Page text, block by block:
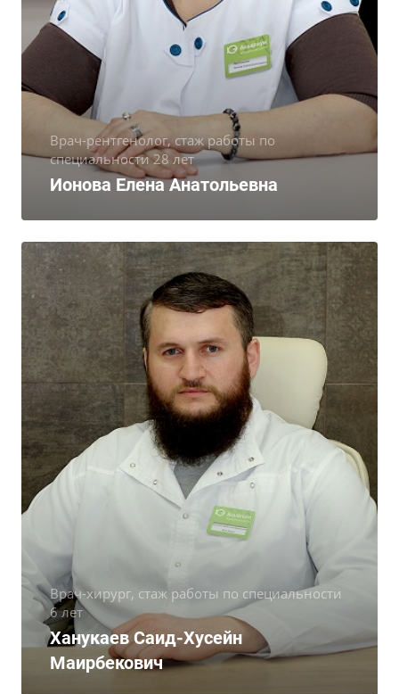
Врач-рентгенолог, стаж работы по
специальности 28 лет
Ионова Елена Анатольевна
Врач-хирург, стаж работы по специальности
6 лет
Ханукаев Саид-Хусейн
Маирбекович